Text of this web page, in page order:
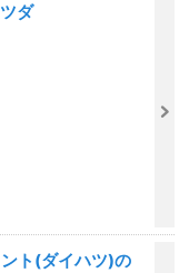
ダ
ト(ダイハツ)の